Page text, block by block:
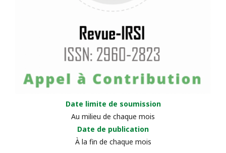
Date limite de soumission
Au milieu de chaque mois
Date de publication
À la fin de chaque mois